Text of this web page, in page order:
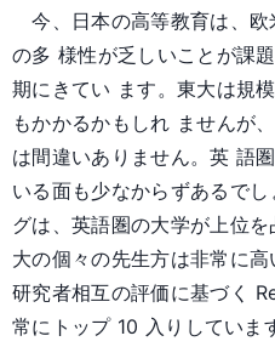
今、日本の高等教育は、欧
の多 様性が乏しいことが課
期にきてい ます。東大は規
もかかるかもしれ ませんが
は間違いありません。英 語
いる面も少なからずあるで
グは、英語圏の大学が上位
大の個々の先生方は非常に
研究者相互の評価に基づく
常にトップ 10 入りしていま